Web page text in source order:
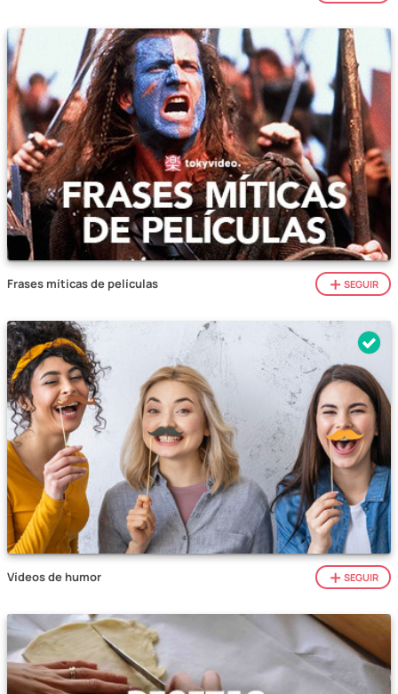
Frases míticas de películas SEGUIR
Vídeos de humor SEGUIR